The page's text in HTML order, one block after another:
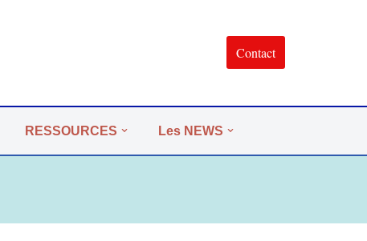
Contact
RESSOURCES Les NEWS